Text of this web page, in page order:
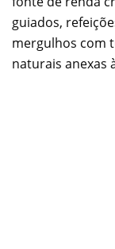
guiados,
mergulhos com
naturais anexas